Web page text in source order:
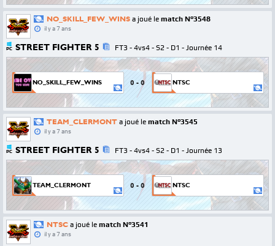
NO_SKILL_FEW_WINS a joué le match N°3548
il y a 7 ans
PC STREET FIGHTER 5 FT3 - 4vs4 - S2 - D1 - Journée 14
NO_SKILL_FEW_WINS 0 - 0 NTSC
TEAM_CLERMONT a joué le match N°3545
il y a 7 ans
PC STREET FIGHTER 5 FT3 - 4vs4 - S2 - D1 - Journée 13
TEAM_CLERMONT 0 - 0 NTSC
NTSC a joué le match N°3541
il y a 7 ans